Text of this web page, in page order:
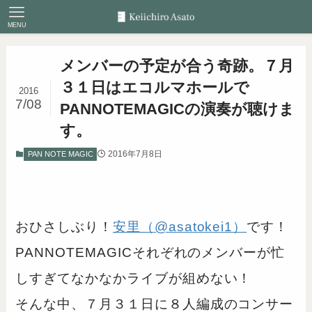
MENU
メンバーの予定が合う奇跡。７月
３１日はエコルマホールで
PANNOTEMAGICの演奏が聴けま
す。
2016
7/08
PAN NOTE MAGIC 2016年7月8日
おひさしぶり！ 安里（@asatokei1） です！
PANNOTEMAGICそれぞれのメンバーが忙
しすぎてなかなかライブが組めない！
そんな中、７月３１日に８人編成のコンサー